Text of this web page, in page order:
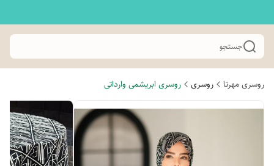
جستجو
روسری مهرتا روسری روسری ابریشمی وارداتی